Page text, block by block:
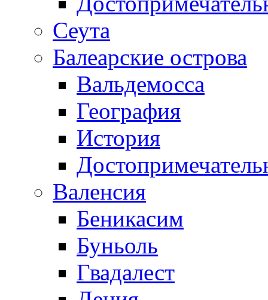
Сеута
Балеарские острова
Вальдемосса
География
История
Валенсия
Беникасим
Буньоль
Гвадалест